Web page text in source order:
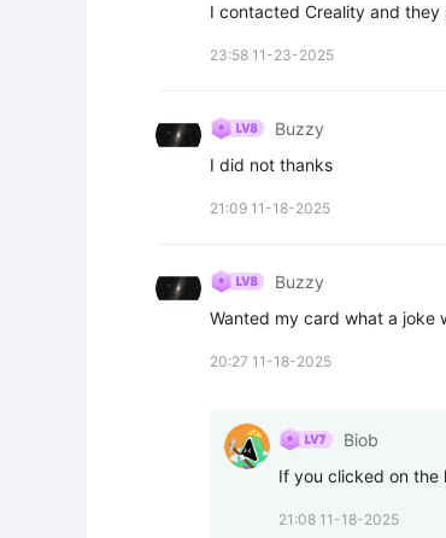
I contacted Creality and
23:58 11-23-2025
Buzzy
I did not thanks
21:09 11-18-2025
Buzzy
Wanted my card what a joke
20:27 11-18-2025
Biob
If you clicked on the
21:08 11-18-2025